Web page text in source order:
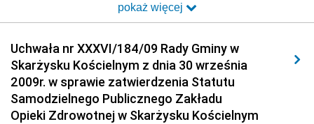
Dziennik Urzędowy Ministra Transportu i Budownictwa
Elektronicznej
Dziennik Urzędowy Ministra Spraw Wewnętrznych i
Administracji
Dziennik Urzędowy Ministra Transportu
pokaż więcej
Uchwała nr XXXVI/184/09 Rady Gminy w
Skarżysku Kościelnym z dnia 30 września
2009r. w sprawie zatwierdzenia Statutu
Samodzielnego Publicznego Zakładu
Opieki Zdrowotnej w Skarżysku Kościelnym